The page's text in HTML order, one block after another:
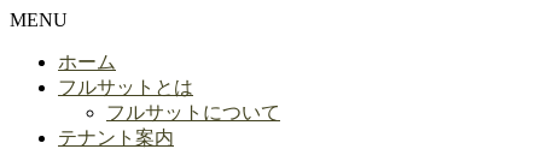
MENU
ホーム
フルサットとは
フルサットについて
テナント案内